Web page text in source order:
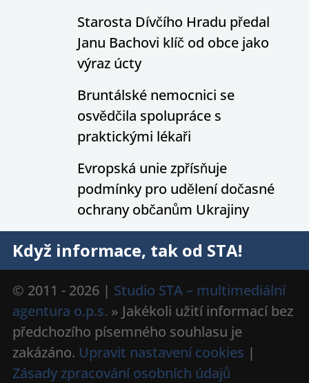
Starosta Dívčího Hradu předal
Janu Bachovi klíč od obce jako
výraz úcty
Bruntálské nemocnici se
osvědčila spolupráce s
praktickými lékaři
Evropská unie zpřísňuje
podmínky pro udělení dočasné
ochrany občanům Ukrajiny
Když informace, tak od STA!
© 2011 - 2026 | Studio STA – multimediální
agentura o.p.s. » Jakékoli užití informací bez
předchozího písemného souhlasu je
zakázáno. Upravit nastavení cookies |
Zásady zpracování osobních údajů